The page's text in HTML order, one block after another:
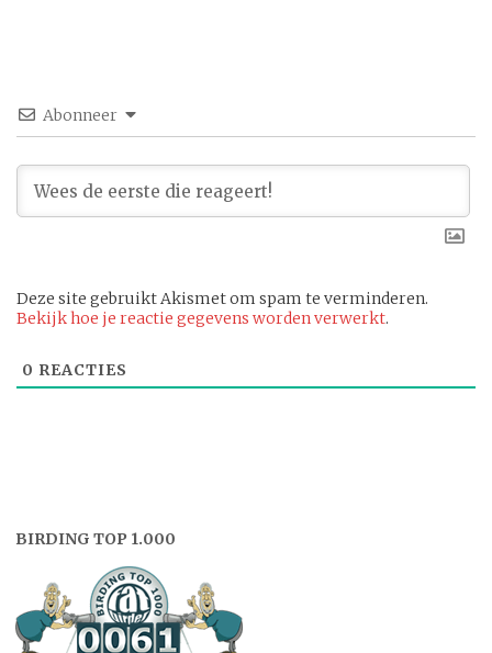
Abonneer
Deze site gebruikt Akismet om spam te verminderen.
Bekijk hoe je reactie gegevens worden verwerkt.
0 REACTIES
BIRDING TOP 1.000